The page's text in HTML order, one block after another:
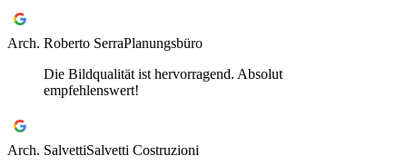
Arch. Roberto SerraPlanungsbüro
Die Bildqualität ist hervorragend. Absolut
empfehlenswert!
Arch. SalvettiSalvetti Costruzioni